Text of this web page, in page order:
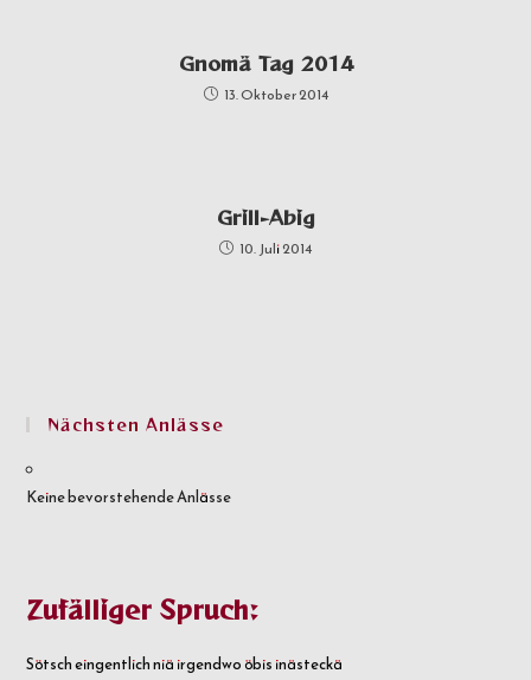
Gnomä Tag 2014
13. Oktober 2014
Grill-Abig
10. Juli 2014
Nächsten Anlässe
Keine bevorstehende Anlässe
Zufälliger Spruch:
Sötsch eingentlich niä irgendwo öbis inästeckä